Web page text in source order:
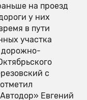
на проезд
у них
в пути
участка
дорожно-
с
Евгений